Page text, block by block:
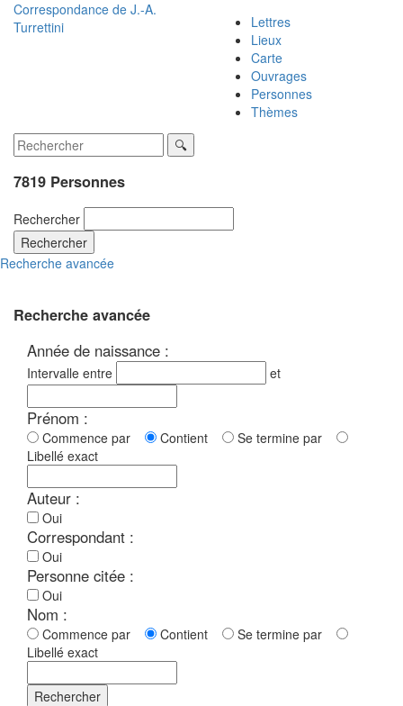
Correspondance de J.-A.
Turrettini
Lettres
Lieux
Carte
Ouvrages
Personnes
Thèmes
7819 Personnes
Rechercher
Rechercher
Recherche avancée
Recherche avancée
Année de naissance :
Intervalle entre et
Prénom :
Commence par Contient
Se termine par
Libellé exact
Auteur :
Oui
Correspondant :
Oui
Personne citée :
Oui
Nom :
Commence par Contient
Se termine par
Libellé exact
Rechercher